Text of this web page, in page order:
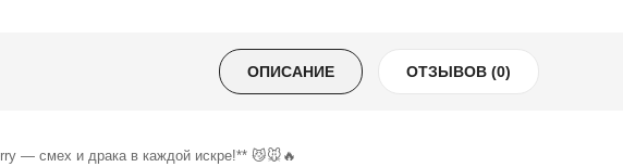
ОПИСАНИЕ ОТЗЫВОВ (0)
— смех и драка в каждой искре!** 😼🐭🔥